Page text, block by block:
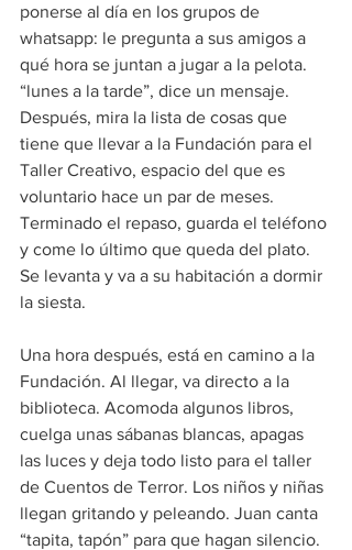
ponerse al día en los grupos de
whatsapp: le pregunta a sus amigos a
qué hora se juntan a jugar a la pelota.
“lunes a la tarde”, dice un mensaje.
Después, mira la lista de cosas que
tiene que llevar a la Fundación para el
Taller Creativo, espacio del que es
voluntario hace un par de meses.
Terminado el repaso, guarda el teléfono
y come lo último que queda del plato.
Se levanta y va a su habitación a dormir
la siesta.
Una hora después, está en camino a la
Fundación. Al llegar, va directo a la
biblioteca. Acomoda algunos libros,
cuelga unas sábanas blancas, apagas
las luces y deja todo listo para el taller
de Cuentos de Terror. Los niños y niñas
llegan gritando y peleando. Juan canta
“tapita, tapón” para que hagan silencio.